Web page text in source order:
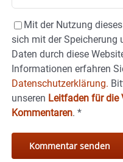
Mit der Nutzung
sich mit der Speicherung
Daten durch diese
Informationen erfahren
Datenschutzerklärung.
unseren Leitfaden für
Kommentaren. *